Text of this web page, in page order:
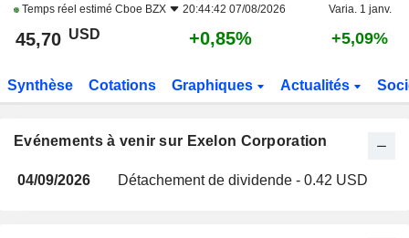
Temps réel estimé Cboe BZX 20:44:42 07/08/2026 Varia. 1 janv.
45,70 USD +0,85% +5,09%
Synthèse Cotations Graphiques Actualités
Evénements à venir sur Exelon Corporation
04/09/2026 Détachement de dividende - 0.42 USD